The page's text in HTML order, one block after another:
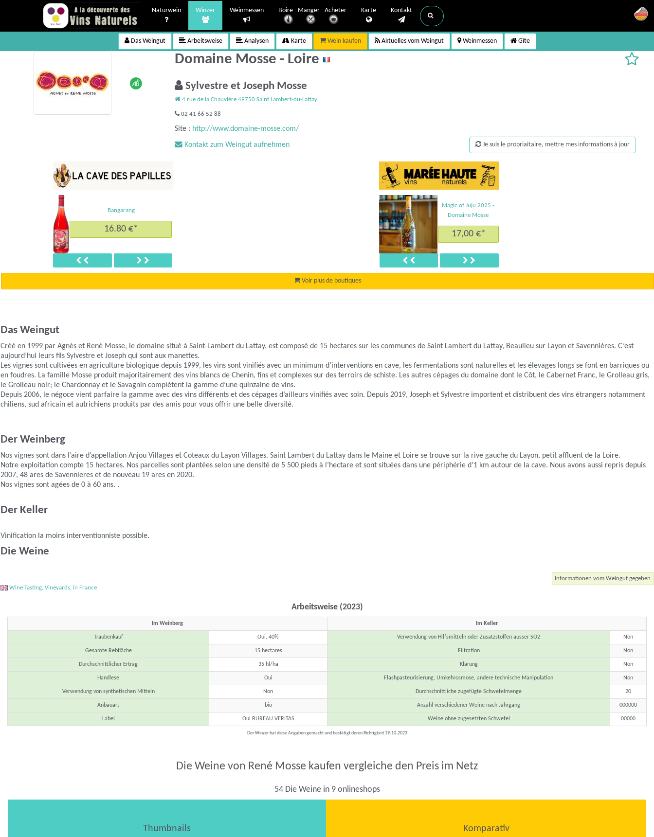
Naturwein Winzer Weinmessen Boire - Manger - Acheter Karte Kontakt
Das Weingut Arbeitsweise Analysen Karte Wein kaufen Aktuelles vom Weingut Weinmessen Gîte
Domaine Mosse - Loire
Sylvestre et Joseph Mosse
4 rue de la Chauvière 49750 Saint Lambert-du-Lattay
02 41 66 52 88
Site : http://www.domaine-mosse.com/
Kontakt zum Weingut aufnehmen Je suis le propriaitaire, mettre mes informations à jour
Bangarang
16.80 €*
Suivant
Magic of Juju 2025 -
Domaine Mosse
17,00 €*
Précédent
Voir plus de boutiques
Das Weingut
Créé en 1999 par Agnès et René Mosse, le domaine situé à Saint-Lambert du Lattay, est composé de 15 hectares sur les communes de Saint Lambert du Lattay, Beaulieu sur Layon et Savennières. C’est
aujourd’hui leurs fils Sylvestre et Joseph qui sont aux manettes.
Les vignes sont cultivées en agriculture biologique depuis 1999, les vins sont vinifiés avec un minimum d’interventions en cave, les fermentations sont naturelles et les élevages longs se font en barriques ou
en foudres. La famille Mosse produit majoritairement des vins blancs de Chenin, fins et complexes sur des terroirs de schiste. Les autres cépages du domaine dont le Côt, le Cabernet Franc, le Grolleau gris,
le Grolleau noir; le Chardonnay et le Savagnin complètent la gamme d’une quinzaine de vins.
Depuis 2006, le négoce vient parfaire la gamme avec des vins différents et des cépages d’ailleurs vinifiés avec soin. Depuis 2019, Joseph et Sylvestre importent et distribuent des vins étrangers notamment
chiliens, sud africain et autrichiens produits par des amis pour vous offrir une belle diversité.
Der Weinberg
Nos vignes sont dans l’aire d’appellation Anjou Villages et Coteaux du Layon Villages. Saint Lambert du Lattay dans le Maine et Loire se trouve sur la rive gauche du Layon, petit affluent de la Loire.
Notre exploitation compte 15 hectares. Nos parcelles sont plantées selon une densité de 5 500 pieds à l’hectare et sont situées dans une périphérie d’1 km autour de la cave. Nous avons aussi repris depuis
2007, 48 ares de Savennieres et de nouveau 19 ares en 2020.
Nos vignes sont agées de 0 à 60 ans. .
Der Keller
Vinification la moins interventionniste possible.
Die Weine
Informationen vom Weingut gegeben
Wine Tasting, Vineyards, in France
Arbeitsweise (2023)
Im Weinberg Im Keller
Traubenkauf Oui, 40% Verwendung von Hilfsmitteln oder Zusatzstoffen ausser SO2 Non
Gesamte Rebfläche 15 hectares Filtration Non
Durchschnittlicher Ertrag 35 hl/ha Klärung Non
Handlese Oui Flashpasteurisierung, Umkehrosmose, andere technische Manipulation Non
Verwendung von synthetischen Mitteln Non Durchschnittliche zugefügte Schwefelmenge 20
Anbauart bio Anzahl verschiedener Weine nach Jahrgang 000000
Label Oui BUREAU VERITAS Weine ohne zugesetzten Schwefel 00000
Der Winzer hat diese Angaben gemacht und bestätigt deren Richtigkeit 19-10-2023
Die Weine von René Mosse kaufen vergleiche den Preis im Netz
54 Die Weine in 9 onlineshops
Thumbnails Komparativ